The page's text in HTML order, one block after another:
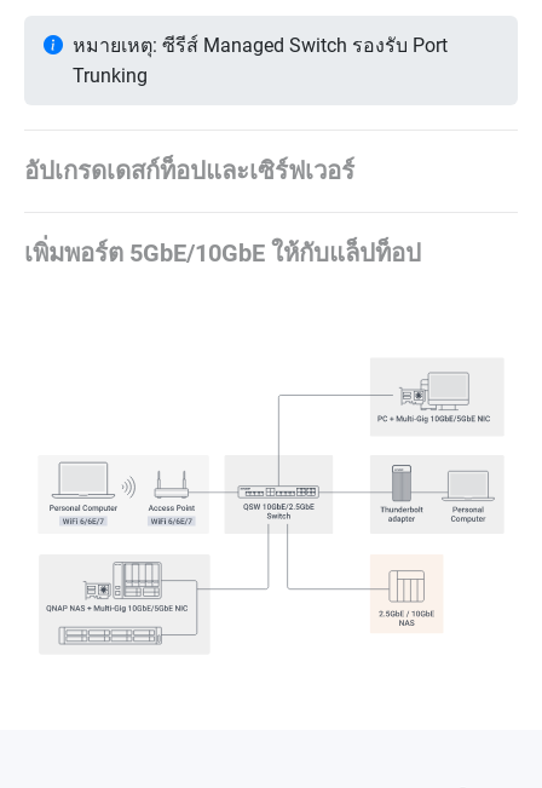
หมายเหตุ: ซีรีส์ Managed Switch รองรับ Port
Trunking
อัปเกรดเดสก์ท็อปและเซิร์ฟเวอร์
เพิ่มพอร์ต 5GbE/10GbE ให้กับแล็ปท็อป